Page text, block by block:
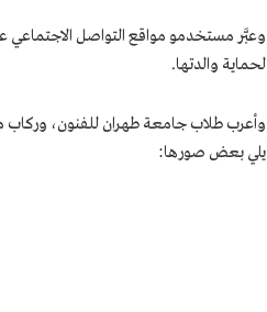
وعبَّر مستخدمو مواقع التواصل
لحماية والدتها.
وأعرب طلاب جامعة طهران للفنون، وركاب
يلي بعض صورها: